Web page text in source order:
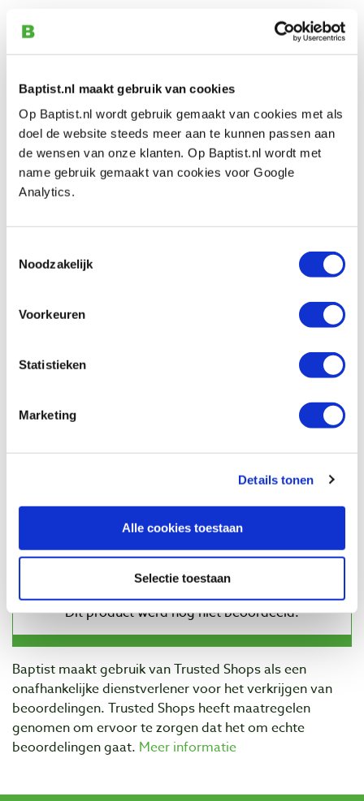
Baptist.nl maakt gebruik van cookies
Op Baptist.nl wordt gebruik gemaakt van cookies met als
doel de website steeds meer aan te kunnen passen aan
de wensen van onze klanten. Op Baptist.nl wordt met
name gebruik gemaakt van cookies voor Google
Analytics.
Noodzakelijk
Voorkeuren
Statistieken
Marketing
Details tonen
Alle cookies toestaan
Selectie toestaan
Bohrcraft verlengde magnetische
Artikelnummer: 27764
€ 8,50 incl. btw
€ 7,02 excl. btw
Op voorraad
Vergelijken
bithouder 250 mm
€ 18,68 excl. btw
Vergelijken
Beoordelingen
Baptist maakt gebruik van Trusted Shops als een
onafhankelijke dienstverlener voor het verkrijgen van
beoordelingen. Trusted Shops heeft maatregelen
genomen om ervoor te zorgen dat het om echte
beoordelingen gaat. Meer informatie